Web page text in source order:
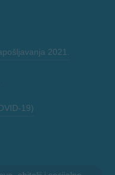
2021.
19)